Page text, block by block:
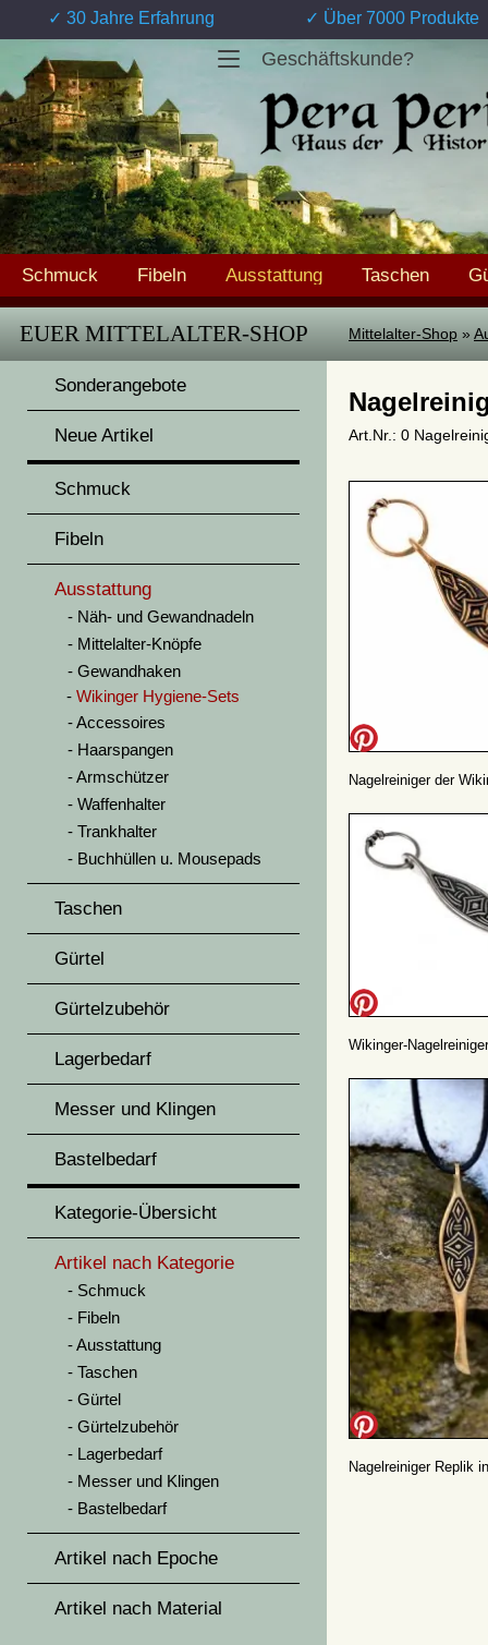
✓ 30 Jahre Erfahrung ✓ Über 7000 Produkte
Geschäftskunde?
Schmuck Fibeln Ausstattung Taschen
EUER MITTELALTER-SHOP
Sonderangebote
Neue Artikel
Schmuck
Fibeln
Ausstattung
Näh- und Gewandnadeln
Mittelalter-Knöpfe
Gewandhaken
Wikinger Hygiene-Sets
Accessoires
Haarspangen
Armschützer
Waffenhalter
Trankhalter
Buchhüllen u. Mousepads
Taschen
Gürtel
Gürtelzubehör
Lagerbedarf
Messer und Klingen
Bastelbedarf
Kategorie-Übersicht
Artikel nach Kategorie
Schmuck
Fibeln
Ausstattung
Taschen
Gürtel
Gürtelzubehör
Lagerbedarf
Messer und Klingen
Bastelbedarf
Artikel nach Epoche
Artikel nach Material
Mittelalter-Shop »
Art.Nr.: 0
Nagelreiniger der
Wikinger-
Nagelreiniger Replik